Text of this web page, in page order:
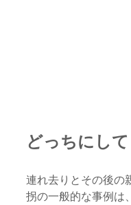
どっちにし
連れ去りとその後の
拐の一般的な事例は